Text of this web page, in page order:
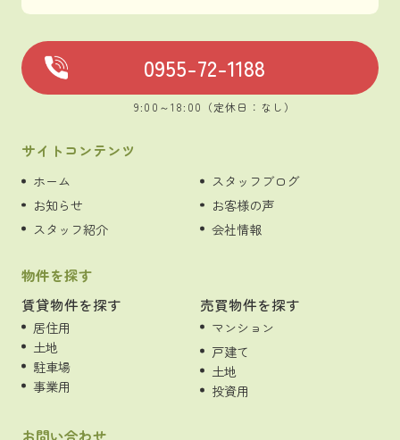
0955-72-1188
9:00～18:00（定休日：なし）
サイトコンテンツ
ホーム
お知らせ
スタッフ紹介
スタッフブログ
お客様の声
会社情報
物件を探す
賃貸物件を探す
居住用
土地
駐車場
事業用
売買物件を探す
マンション
戸建て
土地
投資用
お問い合わせ